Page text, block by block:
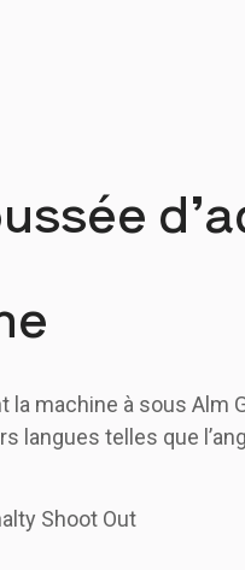
machine à sous Alm
langues telles que
Shoot Out